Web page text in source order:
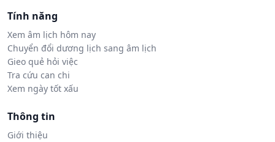
Tính năng
Xem âm lịch hôm nay
Chuyển đổi dương lịch sang âm lịch
Gieo quẻ hỏi việc
Tra cứu can chi
Xem ngày tốt xấu
Thông tin
Giới thiệu